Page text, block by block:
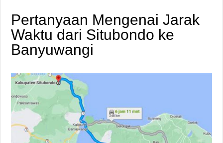
Pertanyaan Mengenai Jarak
Waktu dari Situbondo ke
Banyuwangi